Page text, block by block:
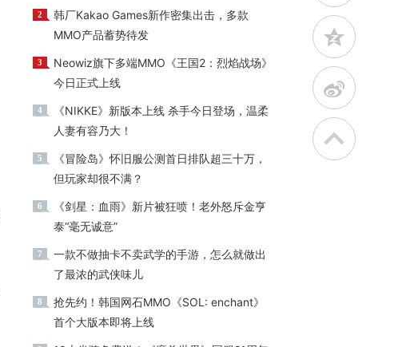
2
韩厂Kakao Games新作密集出击，多款
MMO产品蓄势待发
3
Neowiz旗下多端MMO《王国2：烈焰战场》
今日正式上线
4
《NIKKE》新版本上线 杀手今日登场，温柔
人妻有容乃大！
5
《冒险岛》怀旧服公测首日排队超三十万，
但玩家却很不满？
6
《剑星：血雨》新片被狂喷！老外怒斥金亨
泰“毫无诚意”
7
一款不做抽卡不卖武学的手游，怎么就做出
了最浓的武侠味儿
8
抢先约！韩国网石MMO《SOL: enchant》
首个大版本即将上线
z
t